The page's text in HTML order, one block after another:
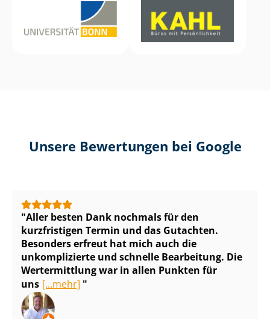
Unsere Bewertungen bei Google
Aller besten Dank nochmals für den
kurzfristigen Termin und das Gutachten.
Besonders erfreut hat mich auch die
unkomplizierte und schnelle Bearbeitung. Die
Wertermittlung war in allen Punkten für
uns [...mehr]